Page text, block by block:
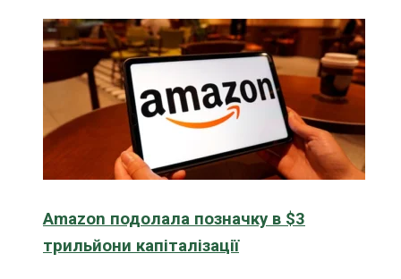
Amazon подолала позначку в $3
трильйони капіталізації